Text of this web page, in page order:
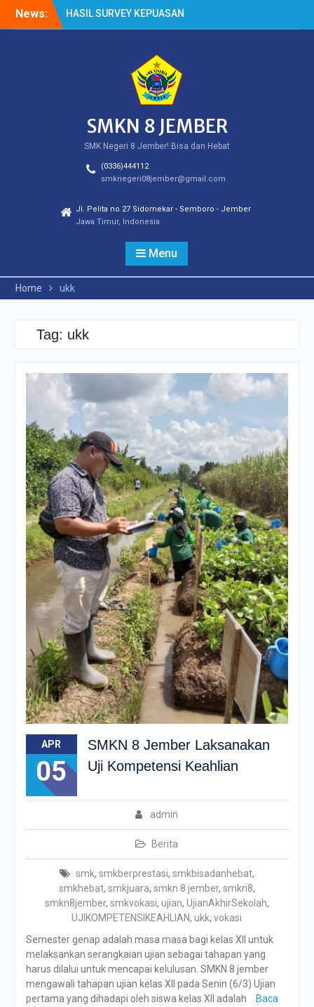
News:
HASIL SURVEY KEPUASAN
PELANGGAN
Cek Kesehatan Gratis
SMKN 8 JEMBER
SMK Negeri 8 Jember! Bisa dan Hebat
(0336)444112
smknegeri08jember@gmail.com
Jl. Pelita no 27 Sidomekar - Semboro - Jember
Jawa Timur, Indonesia
Menu
Home ukk
Tag: ukk
APR
05
SMKN 8 Jember Laksanakan
Uji Kompetensi Keahlian
admin
Berita
smk, smkberprestasi, smkbisadanhebat,
smkhebat, smkjuara, smkn 8 jember, smkn8,
smkn8jember, smkvokasi, ujian, UjianAkhirSekolah,
UJIKOMPETENSIKEAHLIAN,ukk,vokasi
Semester genap adalah masa masa bagi kelas XII untuk
melaksankan serangkaian ujian sebagai tahapan yang
harus dilalui untuk mencapai kelulusan. SMKN 8 jember
mengawali tahapan ujian kelas XII pada Senin (6/3) Ujian
pertama yang dihadapi oleh siswa kelas XII adalah
Baca